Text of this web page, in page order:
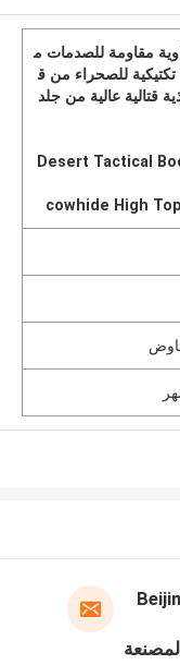
مقاومة للصدمات م
تكتيكية للصحراء من ق
قتالية عالية من جلد
Desert Tactical
cowhide High